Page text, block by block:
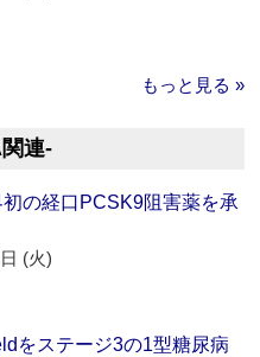
もっと見る »
連‐
の経口PCSK9阻害薬を承
(火)
をステージ3の1型糖尿病